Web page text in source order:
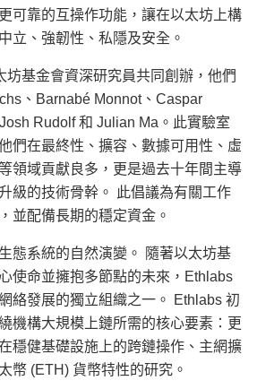
可靠的互操作功能，讓在以太坊上構
立、強韌性、私隱及安全。
坊基金會資深研究員共同創辦，他們
、Barnabé Monnot、Caspar
Rudolf 和 Julian Ma。此實驗室
們在最終性、擴容、數據可用性、虛
領域貢獻良多，更是過去十年間主導
級的技術骨幹。 此倡議為有關工作
並配備長期的穩定資金。
態系統的自然演變。 隨著以太坊基
使命並擁抱多節點的未來，Ethlabs
絡發展的獨立組織之一。 Ethlabs 初
機構大規模上鏈所需的核心要素：更
穩健基礎設施上的跨鏈操作、主網擴
幣 (ETH) 貨幣特性的研究。